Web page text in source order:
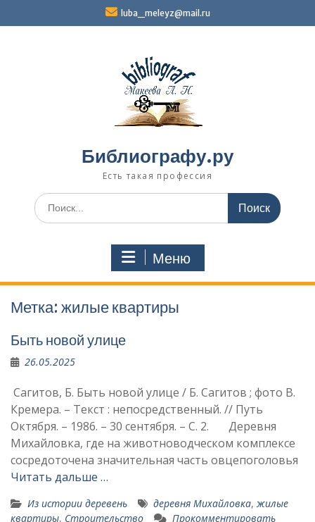
luba_meleyz@mail.ru
Библиографу.ру
Есть такая профессия
Поиск
по:
Меню
Метка: жилые квартиры
Быть новой улице
26.05.2025
Сагитов, Б. Быть новой улице / Б. Сагитов ; фото В.
Кремера. – Текст : непосредственный. // Путь
Октября. – 1986. – 30 сентября. – С. 2. Деревня
Михайловка, где на животноводческом комплексе
сосре­доточена значительная часть овцепоголовья
Читать дальше …
Из истории деревень деревня Михайловка,жилые
квартиры, Строительство Прокомментировать